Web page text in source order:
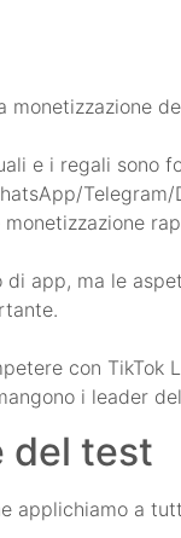
e i regali sono
Telegram/
app, ma le
con
i leader
del test
applichiamo a